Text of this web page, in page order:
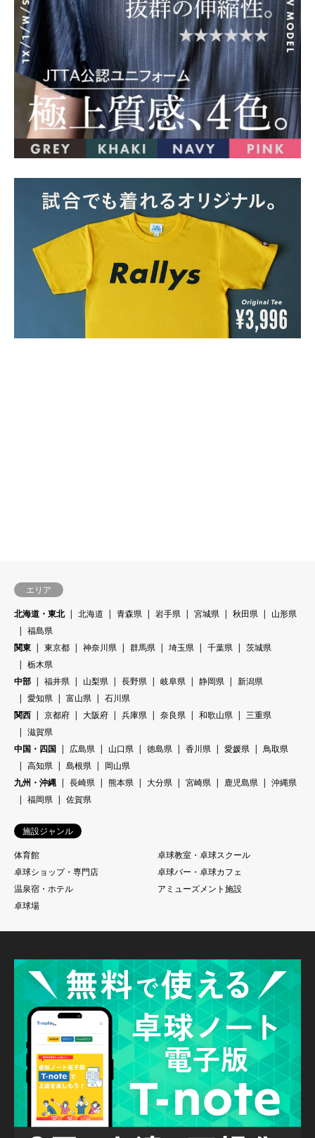
エリア
北海道・東北
北海道 青森県 岩手県 宮城県 秋田県
山形県
福島県
関東
東京都 神奈川県 群馬県 埼玉県 千葉県
茨城県
栃木県
中部
福井県 山梨県 長野県 岐阜県 静岡県
新潟県
愛知県
富山県
石川県
関西
京都府 大阪府 兵庫県 奈良県 和歌山県
三重県
滋賀県
中国・四国
広島県 山口県 徳島県 香川県 愛媛県
鳥取県
高知県
島根県
岡山県
九州・沖縄
長崎県 熊本県 大分県 宮崎県 鹿児島県
沖縄県
福岡県
佐賀県
施設ジャンル
体育館
卓球教室・卓球スクール
卓球ショップ・専門店
卓球バー・卓球カフェ
温泉宿・ホテル
アミューズメント施設
卓球場